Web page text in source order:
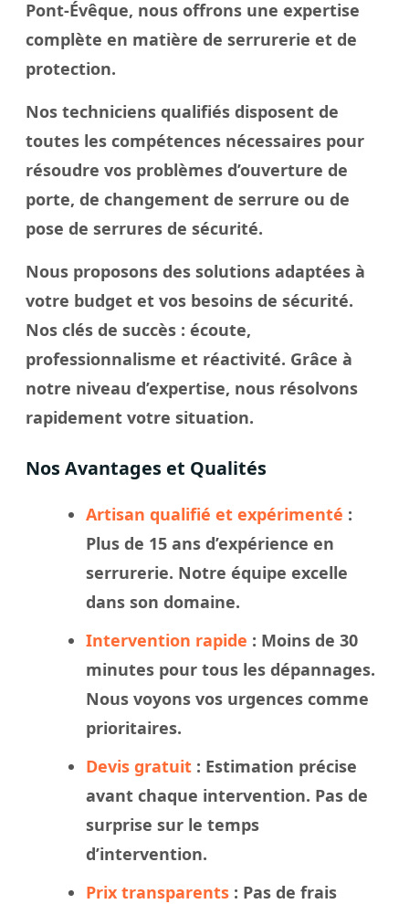
Pont-Évêque, nous offrons une expertise
complète en matière de serrurerie et de
protection.
Nos techniciens qualifiés disposent de
toutes les compétences nécessaires pour
résoudre vos problèmes d’ouverture de
porte, de changement de serrure ou de
pose de serrures de sécurité.
Nous proposons des solutions adaptées à
votre budget et vos besoins de sécurité.
Nos clés de succès : écoute,
professionnalisme et réactivité. Grâce à
notre niveau d’expertise, nous résolvons
rapidement votre situation.
Nos Avantages et Qualités
Artisan qualifié et expérimenté :
Plus de 15 ans d’expérience en
serrurerie. Notre équipe excelle
dans son domaine.
Intervention rapide : Moins de 30
minutes pour tous les dépannages.
Nous voyons vos urgences comme
prioritaires.
Devis gratuit : Estimation précise
avant chaque intervention. Pas de
surprise sur le temps
d’intervention.
Prix transparents : Pas de frais